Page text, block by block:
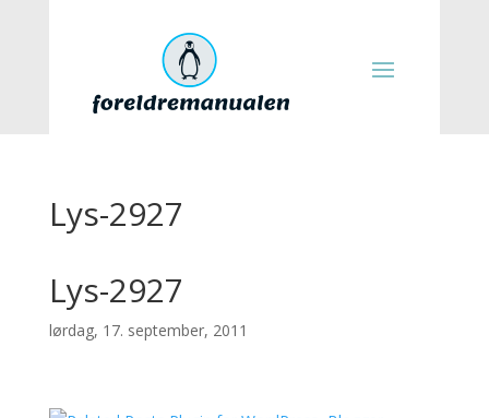
Lys-2927
Lys-2927
lørdag, 17. september, 2011